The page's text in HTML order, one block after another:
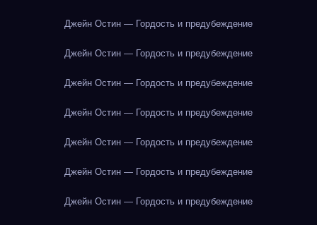
Джейн Остин — Гордость и предубеждение
Джейн Остин — Гордость и предубеждение
Джейн Остин — Гордость и предубеждение
Джейн Остин — Гордость и предубеждение
Джейн Остин — Гордость и предубеждение
Джейн Остин — Гордость и предубеждение
Джейн Остин — Гордость и предубеждение